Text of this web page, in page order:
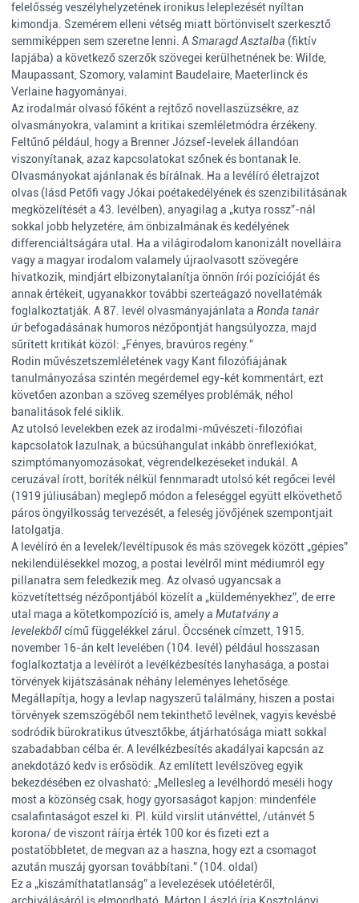
felelősség veszélyhelyzetének ironikus leleplezését nyíltan
kimondja. Szemérem elleni vétség miatt börtönviselt szerkesztő
semmiképpen sem szeretne lenni. A Smaragd Asztalba (fiktív
lapjába) a következő szerzők szövegei kerülhetnének be: Wilde,
Maupassant, Szomory, valamint Baudelaire, Maeterlinck és
Verlaine hagyományai.
Az irodalmár olvasó főként a rejtőző novellaszüzsékre, az
olvasmányokra, valamint a kritikai szemléletmódra érzékeny.
Feltűnő például, hogy a Brenner József-levelek állandóan
viszonyítanak, azaz kapcsolatokat szőnek és bontanak le.
Olvasmányokat ajánlanak és bírálnak. Ha a levélíró életrajzot
olvas (lásd Petőfi vagy Jókai poétakedélyének és szenzibilitásának
megközelítését a 43. levélben), anyagilag a „kutya rossz”-nál
sokkal jobb helyzetére, ám önbizalmának és kedélyének
differenciáltságára utal. Ha a világirodalom kanonizált novelláira
vagy a magyar irodalom valamely újraolvasott szövegére
hivatkozik, mindjárt elbizonytalanítja önnön írói pozícióját és
annak értékeit, ugyanakkor további szerteágazó novellatémák
foglalkoztatják. A 87. levél olvasmányajánlata a Ronda tanár
úr befogadásának humoros nézőpontját hangsúlyozza, majd
sűrített kritikát közöl: „Fényes, bravúros regény.”
Rodin művészetszemléletének vagy Kant filozófiájának
tanulmányozása szintén megérdemel egy-két kommentárt, ezt
követően azonban a szöveg személyes problémák, néhol
banalitások felé siklik.
Az utolsó levelekben ezek az irodalmi-művészeti-filozófiai
kapcsolatok lazulnak, a búcsúhangulat inkább önreflexiókat,
szimptómanyomozásokat, végrendelkezéseket indukál. A
ceruzával írott, boríték nélkül fennmaradt utolsó két regőcei levél
(1919 júliusában) meglepő módon a feleséggel együtt elkövethető
páros öngyilkosság tervezését, a feleség jövőjének szempontjait
latolgatja.
A levélíró én a levelek/levéltípusok és más szövegek között „gépies”
nekilendülésekkel mozog, a postai levélről mint médiumról egy
pillanatra sem feledkezik meg. Az olvasó ugyancsak a
közvetítettség nézőpontjából közelít a „küldeményekhez”, de erre
utal maga a kötetkompozíció is, amely a Mutatvány a
levelekbőlcímű függelékkel zárul. Öccsének címzett, 1915.
november 16-án kelt levelében (104. levél) például hosszasan
foglalkoztatja a levélírót a levélkézbesítés lanyhasága, a postai
törvények kijátszásának néhány leleményes lehetősége.
Megállapítja, hogy a levlap nagyszerű találmány, hiszen a postai
törvények szemszögéből nem tekinthető levélnek, vagyis kevésbé
sodródik bürokratikus útvesztőkbe, átjárhatósága miatt sokkal
szabadabban célba ér. A levélkézbesítés akadályai kapcsán az
anekdotázó kedv is erősödik. Az említett levélszöveg egyik
bekezdésében ez olvasható: „Mellesleg a levélhordó meséli hogy
most a közönség csak, hogy gyorsaságot kapjon: mindenféle
csalafintaságot eszel ki. Pl. küld virslit utánvéttel, /utánvét 5
korona/ de viszont ráírja érték 100 kor és fizeti ezt a
postatöbbletet, de megvan az a haszna, hogy ezt a csomagot
azután muszáj gyorsan továbbítani.” (104. oldal)
Ez a „kiszámíthatatlanság” a levelezések utóéletéről,